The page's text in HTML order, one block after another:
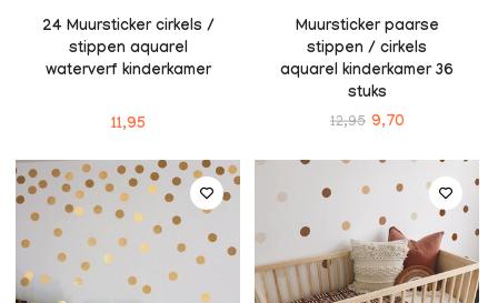
24 Muursticker cirkels /
stippen aquarel
waterverf kinderkamer
11,95
Muursticker paarse
stippen / cirkels
aquarel kinderkamer 36
stuks
12,95 9,70